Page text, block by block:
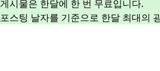
게시물은 한달에 한 번 무료입니다.
포스팅 날자를 기준으로 한달 최대의